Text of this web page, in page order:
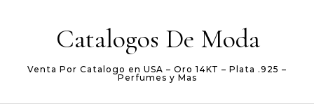
Catalogos De Moda
Venta Por Catalogo en USA – Oro 14KT – Plata .925 –
Perfumes y Mas